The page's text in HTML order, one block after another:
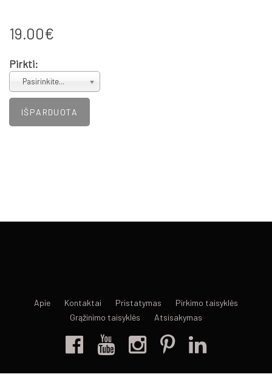
19.00€
Pirkti:
Pasirinkite...
Apie Kontaktai Pristatymas
Pirkimo taisyklės
Grąžinimo taisyklės
Atsisakymas